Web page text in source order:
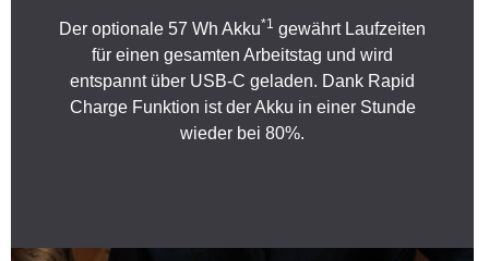
Der optionale 57 Wh Akku*1 gewährt Laufzeiten
für einen gesamten Arbeitstag und wird
entspannt über USB-C geladen. Dank Rapid
Charge Funktion ist der Akku in einer Stunde
wieder bei 80%.